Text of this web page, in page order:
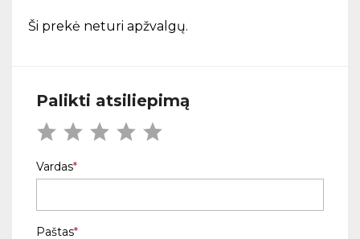
Ši prekė neturi apžvalgų.
Palikti atsiliepimą
Vardas
Paštas